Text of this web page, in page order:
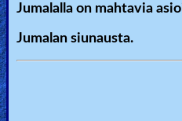
Jumalalla on mahtavia
Jumalan siunausta.